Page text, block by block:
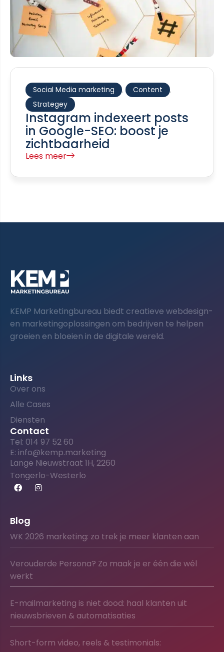
Social Media marketing Content
Strategey
Instagram indexeert posts
in Google-SEO: boost je
zichtbaarheid
Lees meer
KEMP Marketingbureau biedt creatieve webdesign-
en marketingoplossingen om bedrijven te helpen
groeien en bloeien in de digitale wereld.
Links
Over ons
Alle Cases
Diensten
Contact
Tel: 014 97 52 60
E: info@kemp.marketing
Lange Nieuwstraat 1H, 2260
Tongerlo-Westerlo
Blog
WK 2026 marketing: zo trek je meer klanten aan
Verouderde Persona? Zo maak je er één die wél
werkt
E-mailmarketing is niet dood: haal klanten uit
nieuwsbrieven & automatisaties
Short-form video, reels & testimonials: